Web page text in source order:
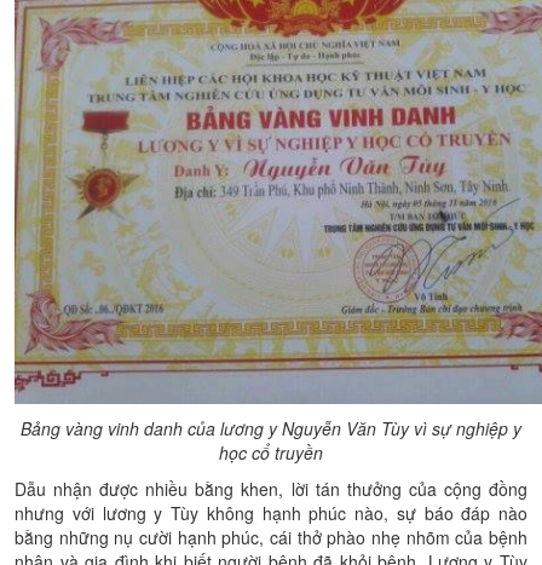
Bảng vàng vinh danh của lương y Nguyễn Văn Tùy vì sự nghiệp y
học cổ truyền
Dẫu nhận được nhiều bằng khen, lời tán thưởng của cộng đồng
nhưng với lương y Tùy không hạnh phúc nào, sự báo đáp nào
bằng những nụ cười hạnh phúc, cái thở phào nhẹ nhõm của bệnh